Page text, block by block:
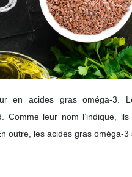
en acides gras oméga-3.
leur nom l’indique,
outre, les acides gras oméga-